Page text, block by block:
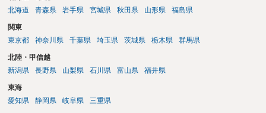
北海道
青森県 岩手県 宮城県 秋田県 山形県 福島県
関東
東京都
神奈川県 千葉県 埼玉県 茨城県 栃木県 群馬県
北陸・甲信越
新潟県
長野県 山梨県 石川県 富山県 福井県
東海
愛知県
静岡県 岐阜県 三重県